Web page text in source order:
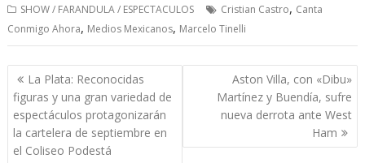
SHOW / FARANDULA / ESPECTACULOS Cristian Castro, Canta
Conmigo Ahora, Medios Mexicanos, Marcelo Tinelli
Navegación
de
entradas
La Plata: Reconocidas
figuras y una gran variedad de
espectáculos protagonizarán
la cartelera de septiembre en
el Coliseo Podestá
Aston Villa, con «Dibu»
Martínez y Buendía, sufre
nueva derrota ante West
Ham